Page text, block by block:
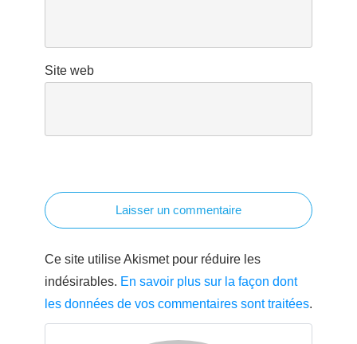
Site web
Laisser un commentaire
Ce site utilise Akismet pour réduire les
indésirables. En savoir plus sur la façon dont
les données de vos commentaires sont traitées.